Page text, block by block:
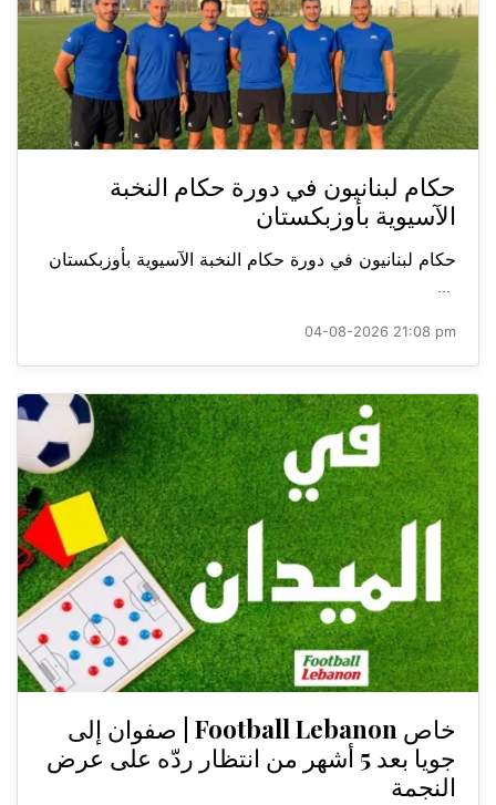
حكام لبنانيون في دورة حكام النخبة
الآسيوية بأوزبكستان
حكام لبنانيون في دورة حكام النخبة الآسيوية بأوزبكستان
...
04-08-2026 21:08 pm
خاص Football Lebanon | صفوان إلى
جويا بعد 5 أشهر من انتظار ردّه على عرض
النجمة